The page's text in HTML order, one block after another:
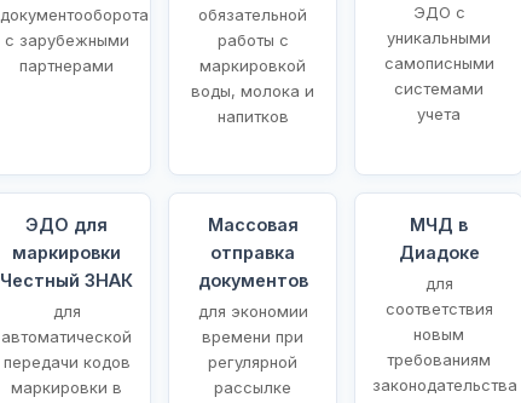
документооборота
с зарубежными
партнерами
обязательной
работы с
маркировкой
воды, молока и
напитков
ЭДО с
уникальными
самописными
системами
учета
ЭДО для
маркировки
Честный ЗНАК
для
автоматической
передачи кодов
маркировки в
Массовая
отправка
документов
для экономии
времени при
регулярной
рассылке
МЧД в
Диадоке
для
соответствия
новым
требованиям
законодательства